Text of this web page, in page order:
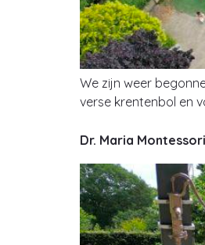
We zijn weer
verse krentenbol en
Dr. Maria